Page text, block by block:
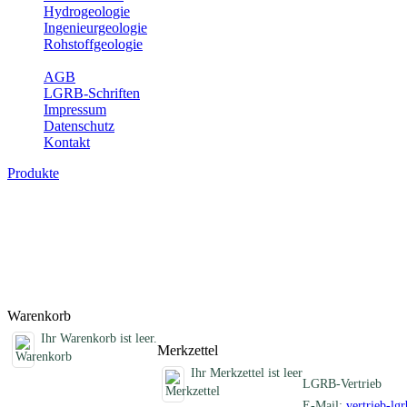
Hydrogeologie
Ingenieurgeologie
Rohstoffgeologie
AGB
LGRB-Schriften
Impressum
Datenschutz
Kontakt
Produkte
Warenkorb
Ihr Warenkorb ist leer.
Merkzettel
Ihr Merkzettel ist leer
LGRB-Vertrieb